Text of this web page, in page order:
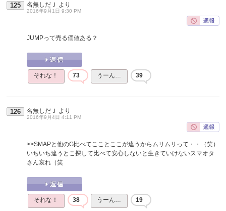
125 名無しだＪ より
2016年9月1日 9:30 PM
JUMPって売る価値ある？
それな！ 73 うーん… 39
126 名無しだＪ より
2016年9月4日 4:11 PM
>>SMAPと他のG比べてこことここが違うからムリムリって・・（笑）
いちいち違うとこ探して比べて安心しないと生きていけないスマオタ
さん哀れ（笑
それな！ 38 うーん… 19